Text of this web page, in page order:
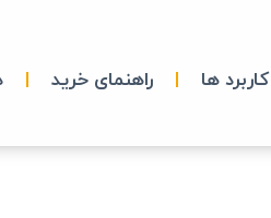
کاربرد ها راهنمای خرید